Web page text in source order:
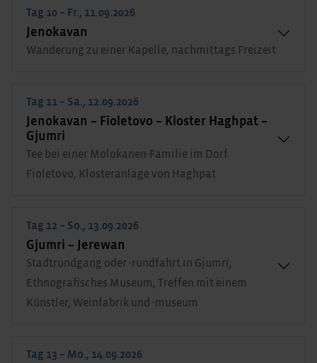
Tag 10 – Fr., 11.09.2026
Jenokavan
Wanderung zu einer Kapelle, nachmittags Freizeit
Tag 11 – Sa., 12.09.2026
Jenokavan – Fioletovo – Kloster Haghpat –
Gjumri
Tee bei einer Molokanen-Familie im Dorf
Fioletovo, Klosteranlage von Haghpat
Tag 12 – So., 13.09.2026
Gjumri – Jerewan
Stadtrundgang oder -rundfahrt in Gjumri,
Ethnografisches Museum, Treffen mit einem
Künstler, Weinfabrik und -museum
Tag 13 – Mo., 14.09.2026